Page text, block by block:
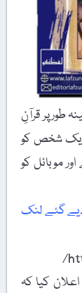
طور پر قرآنِ
ایک شخص کو
موبائل کو
گئے لنک
کیا کہ